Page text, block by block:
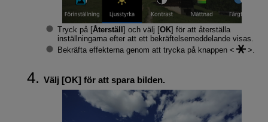
Tryck på [Återställ ] och välj [OK] för att återställa
inställningarna efter att ett bekräftelsemeddelande visas.
Bekräfta effekterna genom att trycka på knappen
Välj [OK] för att spara bilden.